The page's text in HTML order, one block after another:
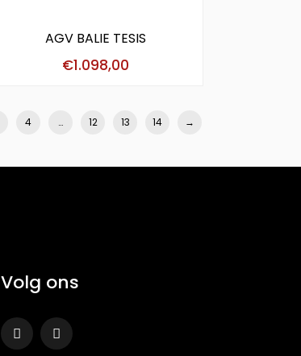
AGV BALIE TESIS
€1.098,00
4 … 12 13 14 →
Volg ons